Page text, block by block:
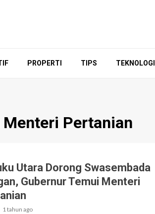
PROPERTI TIPS TEKNOLOGI
Pertanian
Utara Dorong Swasembada
Gubernur Temui Menteri
1 tahun ago